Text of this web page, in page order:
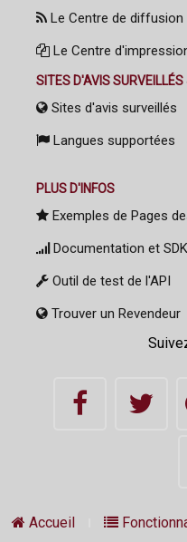
Le Centre de diffusion
Le Centre
SITES D'AVIS SURVEILLÉS
Sites d'avis surveillés
Langues supportées
PLUS D'INFOS
Exemples de Pages
Documentation et
Outil de test de l'API
Trouver un Revendeur
Accueil